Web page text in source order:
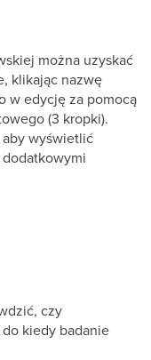
można uzyskać
klikając nazwę
w edycję za pomocą
(3 kropki).
aby wyświetlić
czy
do kiedy badanie